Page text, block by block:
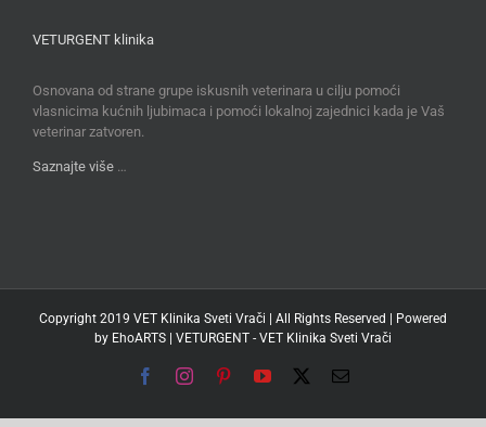
VETURGENT klinika
Osnovana od strane grupe iskusnih veterinara u cilju pomoći
vlasnicima kućnih ljubimaca i pomoći lokalnoj zajednici kada je Vaš
veterinar zatvoren.
Saznajte više …
Copyright 2019 VET Klinika Sveti Vrači | All Rights Reserved | Powered
by EhoARTS | VETURGENT - VET Klinika Sveti Vrači
FacebookInstagramPinterestYouTube Email